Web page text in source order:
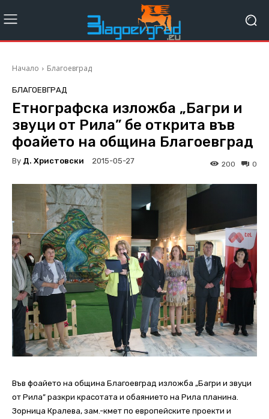
Начало Благоевград
БЛАГОЕВГРАД
Етнографска изложба „Багри и
звуци от Рила” бе открита във
фоайето на община Благоевград
By Д. Христовски 2015-05-27 0
200
Във фоайето на община Благоевград изложба „Багри и звуци
от Рила” разкри красотата и обаянието на Рила планина.
Зорница Кралева, зам.-кмет по европейските проекти и